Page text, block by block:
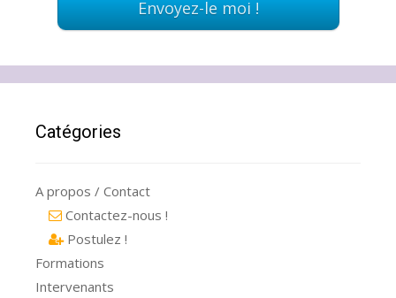
Catégories
A propos / Contact
Contactez-nous !
Postulez !
Formations
Intervenants